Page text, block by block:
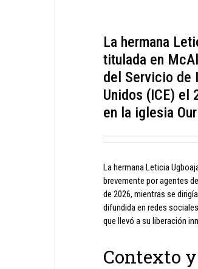
La hermana
titulada en
del Servicio de
Unidos (ICE) el
en la iglesia
La hermana Leticia
brevemente por agentes
de 2026, mientras se
difundida en redes
que llevó a su liberación
Contexto